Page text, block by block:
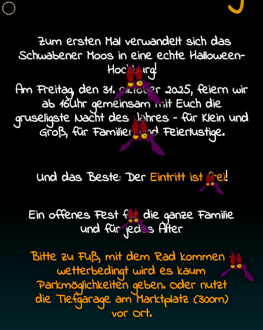
Zum ersten Mal verwandelt sich das
Schwabener Moos in eine echte Halloween-
Hochburg!
Am Freitag, den 31. Oktober 2025, feiern wir
ab 16Uhr gemeinsam mit Euch die
gruseligste Nacht des Jahres – für Klein und
Groß, für Familien und Feierlustige.
Und das Beste: Der Eintritt ist frei!
Ein offenes Fest für die ganze Familie
und für jedes Alter
Bitte zu Fuß, mit dem Rad kommen –
wetterbedingt wird es kaum
Parkmöglichkeiten geben. Oder nutzt
die Tiefgarage am Marktplatz (300m)
vor Ort.